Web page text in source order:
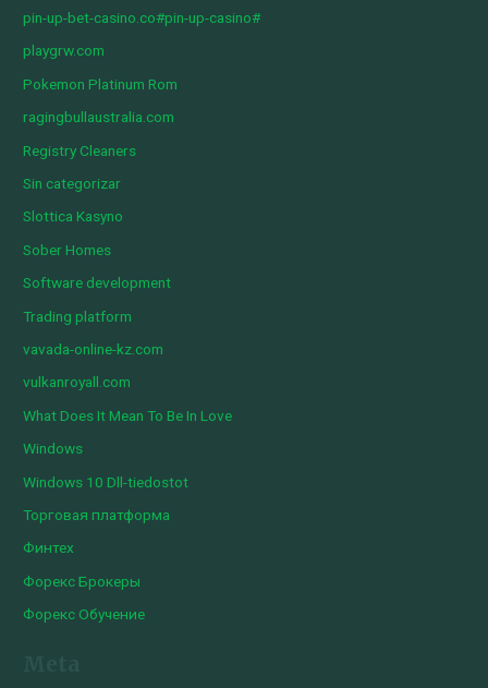
pin-up-bet-casino.co#pin-up-casino#
playgrw.com
Pokemon Platinum Rom
ragingbullaustralia.com
Registry Cleaners
Sin categorizar
Slottica Kasyno
Sober Homes
Software development
Trading platform
vavada-online-kz.com
vulkanroyall.com
What Does It Mean To Be In Love
Windows
Windows 10 Dll-tiedostot
Торговая платформа
Финтех
Форекс Брокеры
Форекс Обучение